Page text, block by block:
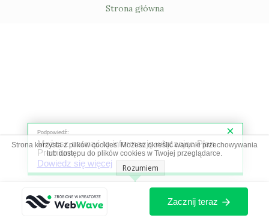
Strona główna
Podpowiedź:
Możesz usunąć tę informację włączając Plan
Premium
Dowiedz się więcej
Zacznij teraz
Strona korzysta z plików cookies. Możesz określić warunki przechowywania
lub dostępu do plików cookies w Twojej przeglądarce.
Rozumiem